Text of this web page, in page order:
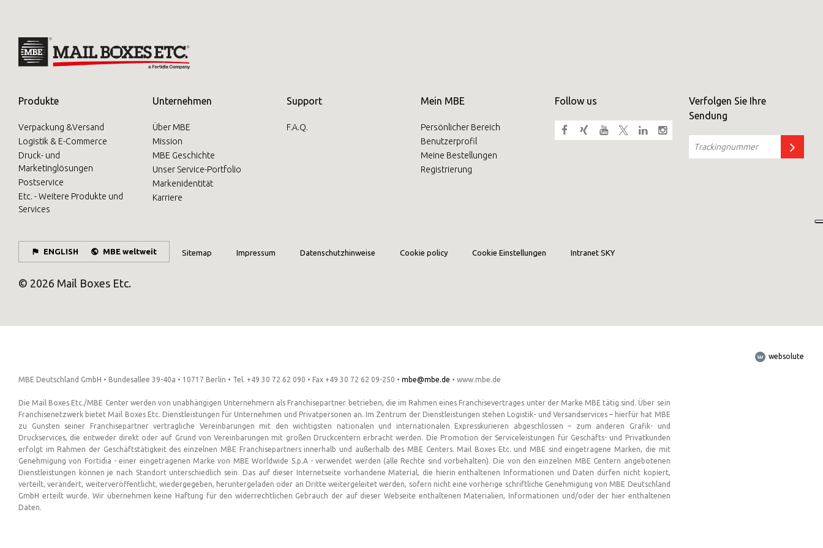
Produkte
Verpackung &Versand
Logistik & E-Commerce
Druck- und
Marketinglösungen
Postservice
Etc. - Weitere Produkte und
Services
Unternehmen
Über MBE
Mission
MBE Geschichte
Unser Service-Portfolio
Markenidentität
Karriere
Support
F.A.Q.
Mein MBE
Persönlicher Bereich
Benutzerprofil
Meine Bestellungen
Registrierung
Follow us
Verfolgen Sie Ihre
Sendung
ENGLISH MBE weltweit Sitemap Impressum Datenschutzhinweise Cookie policy Cookie Einstellungen Intranet SKY
© 2026 Mail Boxes Etc.
MBE Deutschland GmbH • Bundesallee 39-40a • 10717 Berlin • Tel. +49 30 72 62 090 • Fax +49 30 72 62 09-250 • mbe@mbe.de • www.mbe.de
Die Mail Boxes Etc./MBE Center werden von unabhängigen Unternehmern als Franchisepartner betrieben, die im Rahmen eines Franchisevertrages unter der Marke MBE tätig sind. Über sein
Franchisenetzwerk bietet Mail Boxes Etc. Dienstleistungen für Unternehmen und Privatpersonen an. Im Zentrum der Dienstleistungen stehen Logistik- und Versandservices – hierfür hat MBE
zu Gunsten seiner Franchisepartner vertragliche Vereinbarungen mit den wichtigsten nationalen und internationalen Expresskurieren abgeschlossen – zum anderen Grafik- und
Druckservices, die entweder direkt oder auf Grund von Vereinbarungen mit großen Druckcentern erbracht werden. Die Promotion der Serviceleistungen für Geschäfts- und Privatkunden
erfolgt im Rahmen der Geschäftstätigkeit des einzelnen MBE Franchisepartners innerhalb und außerhalb des MBE Centers. Mail Boxes Etc. und MBE sind eingetragene Marken, die mit
Genehmigung von Fortidia - einer eingetragenen Marke von MBE Worldwide S.p.A - verwendet werden (alle Rechte sind vorbehalten). Die von den einzelnen MBE Centern angebotenen
Dienstleistungen können je nach Standort unterschiedlich sein. Das auf dieser Internetseite vorhandene Material, die hierin enthaltenen Informationen und Daten dürfen nicht kopiert,
verteilt, verändert, weiterveröffentlicht, wiedergegeben, heruntergeladen oder an Dritte weitergeleitet werden, sofern nicht eine vorherige schriftliche Genehmigung von MBE Deutschland
GmbH erteilt wurde. Wir übernehmen keine Haftung für den widerrechtlichen Gebrauch der auf dieser Webseite enthaltenen Materialien, Informationen und/oder der hier enthaltenen
Daten.
websolute